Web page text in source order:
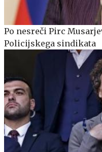
Po nesreči Pirc
Policijskega sindikata